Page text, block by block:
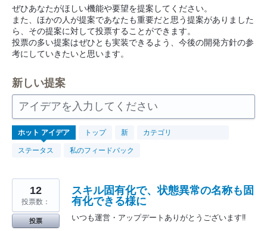
ぜひあなたがほしい機能や要望を提案してください。
また、ほかの人が提案であなたも重要だと思う提案がありました
ら、その提案に対して投票することができます。
投票の多い提案はぜひとも実装できるよう、今後の開発方針の参
考にしていきたいと思います。
新しい提案
アイデアを入力してください
ホット アイデア トップ 新 カテゴリ
ステータス 私のフィードバック
654
見
か
結
スキル固有化で、状態異常の名称も固
有化できる様に
いつも運営・アップデートありがとうございます‼︎
12
投票数：
投票